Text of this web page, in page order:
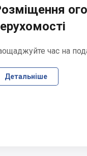
час на
Детальніше